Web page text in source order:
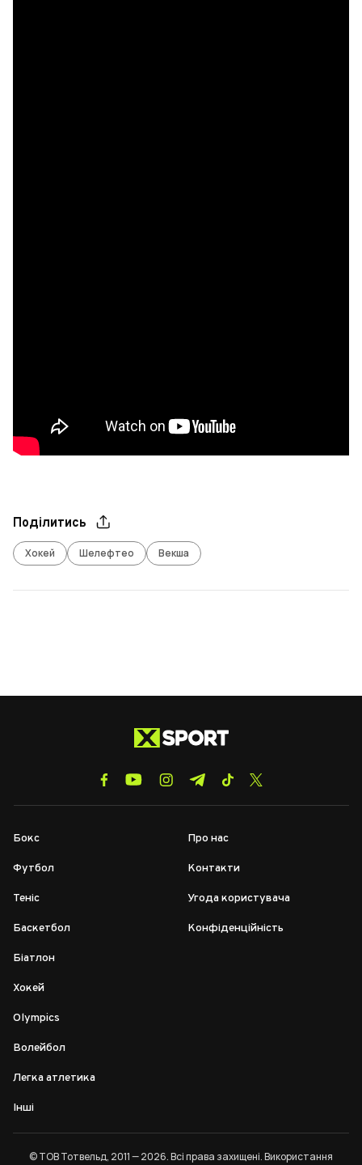
Поділитись
Хокей Шелефтео Векша
Бокс
Футбол
Теніс
Баскетбол
Біатлон
Хокей
Olympics
Волейбол
Легка атлетика
Інші
Про нас
Контакти
Угода користувача
Конфіденційність
© ТОВ Тотвельд, 2011 — 2026. Всі права захищені. Використання